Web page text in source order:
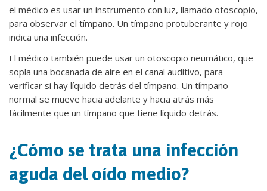
el médico es usar un instrumento con luz, llamado otoscopio,
para observar el tímpano. Un tímpano protuberante y rojo
indica una infección.
El médico también puede usar un otoscopio neumático, que
sopla una bocanada de aire en el canal auditivo, para
verificar si hay líquido detrás del tímpano. Un tímpano
normal se mueve hacia adelante y hacia atrás más
fácilmente que un tímpano que tiene líquido detrás.
¿Cómo se trata una infección
aguda del oído medio?